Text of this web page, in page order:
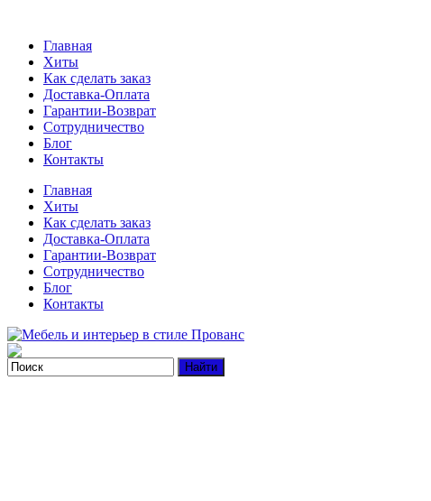
Главная
Хиты
Как сделать заказ
Доставка-Оплата
Гарантии-Возврат
Сотрудничество
Блог
Контакты
Главная
Хиты
Как сделать заказ
Доставка-Оплата
Гарантии-Возврат
Сотрудничество
Блог
Контакты